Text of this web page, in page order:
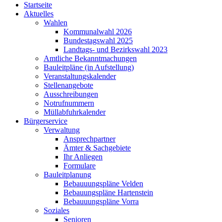
Startseite
Aktuelles
Wahlen
Kommunalwahl 2026
Bundestagswahl 2025
Landtags- und Bezirkswahl 2023
Amtliche Bekanntmachungen
Bauleitpläne (in Aufstellung)
Veranstaltungskalender
Stellenangebote
Ausschreibungen
Notrufnummern
Müllabfuhrkalender
Bürgerservice
Verwaltung
Ansprechpartner
Ämter & Sachgebiete
Ihr Anliegen
Formulare
Bauleitplanung
Bebauuungspläne Velden
Bebauungspläne Hartenstein
Bebauuungspläne Vorra
Soziales
Senioren